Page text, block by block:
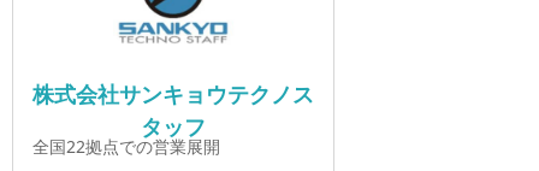
株式会社サンキョウテクノス
タッフ
全国22拠点での営業展開